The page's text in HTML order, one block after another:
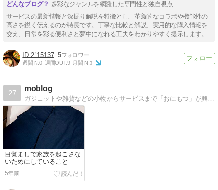
多彩なジャンルを網羅した専門性と独自視点
サービスの最新情報と深掘り解説を特徴とし、革新的なコラボや機能性の
高さを鋭く伝えるのが特長です。丁寧な比較と解説、実用的な購入情報を
交え、日常を彩る便利さと夢中になれる工夫をわかりやすく提示します。
2115137 5
週間IN:0 週間OUT:9 月間IN:3
27
moblog
ガジェットや雑貨などの小物からサービスまで「おにもつ」が興味のあることを体験ベースにひたすらアウトプットしていくブログ。
目覚ましで家族を起こさな
いためにしていること
5年前